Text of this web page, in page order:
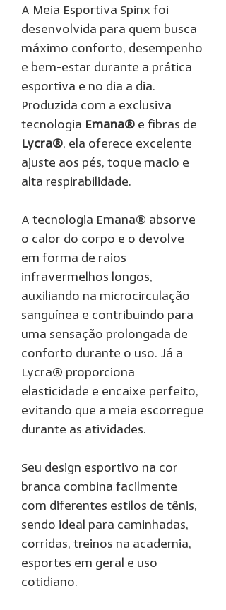
A Meia Esportiva Spinx foi
desenvolvida para quem busca
máximo conforto, desempenho
e bem-estar durante a prática
esportiva e no dia a dia.
Produzida com a exclusiva
tecnologia Emana® e fibras de
Lycra®, ela oferece excelente
ajuste aos pés, toque macio e
alta respirabilidade.
A tecnologia Emana® absorve
o calor do corpo e o devolve
em forma de raios
infravermelhos longos,
auxiliando na microcirculação
sanguínea e contribuindo para
uma sensação prolongada de
conforto durante o uso. Já a
Lycra® proporciona
elasticidade e encaixe perfeito,
evitando que a meia escorregue
durante as atividades.
Seu design esportivo na cor
branca combina facilmente
com diferentes estilos de tênis,
sendo ideal para caminhadas,
corridas, treinos na academia,
esportes em geral e uso
cotidiano.